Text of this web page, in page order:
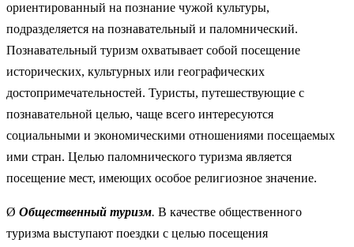
ориентированный на познание чужой культуры,
подразделяется на познавательный и паломнический.
Познавательный туризм охватывает собой посещение
исторических, культурных или географических
достопримечательностей. Туристы, путешествующие с
познавательной целью, чаще всего интересуются
социальными и экономическими отношениями посещаемых
ими стран. Целью паломнического туризма является
посещение мест, имеющих особое религиозное значение.
Ø Общественный туризм. В качестве общественного
туризма выступают поездки с целью посещения